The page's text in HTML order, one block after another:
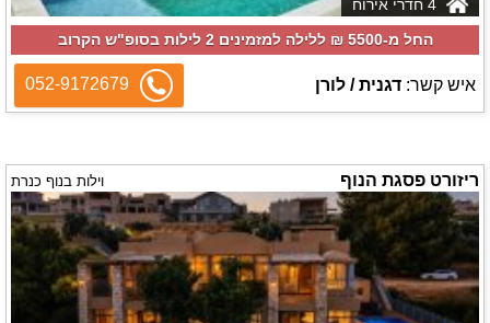
החל מ-‏5500 ₪ ללילה למזמינים 2 לילות בסופ"ש הקרוב
איש קשר: דגנית / לורן 052-9172679
ריזורט פסגת הנוף וילות בנוף כנרת